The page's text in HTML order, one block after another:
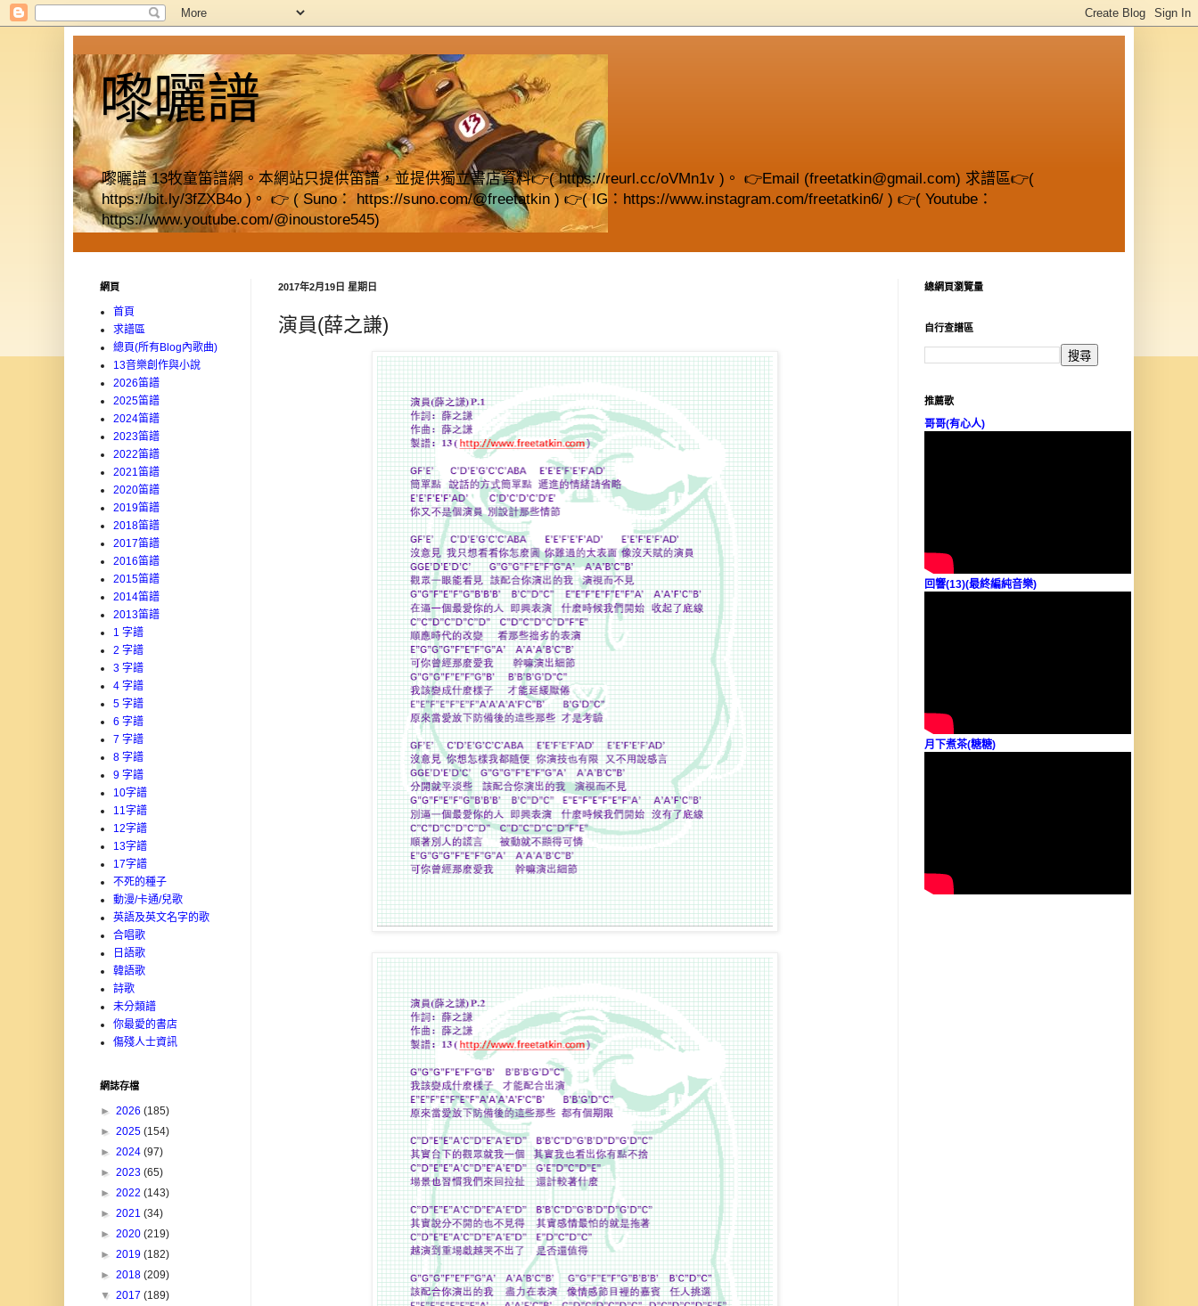
嚟曬譜
嚟曬譜 13牧童笛譜網。本網站只提供笛譜，並提供獨立書店資料👉( https://reurl.cc/oVMn1v )。 👉Email (freetatkin@gmail.com) 求譜區👉(
https://bit.ly/3fZXB4o )。 👉 ( Suno： https://suno.com/@freetatkin ) 👉( IG：https://www.instagram.com/freetatkin6/ ) 👉( Youtube：
https://www.youtube.com/@inoustore545)
2017年2月19日 星期日
演員(薛之謙)
網頁
首頁
求譜區
總頁(所有Blog內歌曲)
13音樂創作與小說
2026笛譜
2025笛譜
2024笛譜
2023笛譜
2022笛譜
2021笛譜
2020笛譜
2019笛譜
2018笛譜
2017笛譜
2016笛譜
2015笛譜
2014笛譜
2013笛譜
1 字譜
2 字譜
3 字譜
4 字譜
5 字譜
6 字譜
7 字譜
8 字譜
9 字譜
10字譜
11字譜
12字譜
13字譜
17字譜
不死的種子
動漫/卡通/兒歌
英語及英文名字的歌
合唱歌
日語歌
韓語歌
詩歌
未分類譜
你最愛的書店
傷殘人士資訊
網誌存檔
► 2026 (185)
► 2025 (154)
► 2024 (97)
► 2023 (65)
► 2022 (143)
► 2021 (34)
► 2020 (219)
► 2019 (182)
► 2018 (209)
▼ 2017 (189)
總網頁瀏覽量
自行查譜區
推薦歌
哥哥(有心人)
回響(13)(最終編純音樂)
月下煮茶(糖糖)